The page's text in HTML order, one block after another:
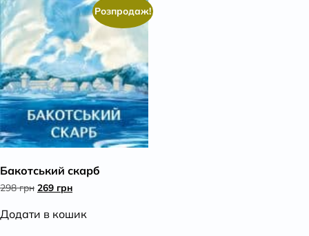
Розпродаж!
Бакотський скарб
298грн Оригінальна
269 грнПоточна
Додати в кошик